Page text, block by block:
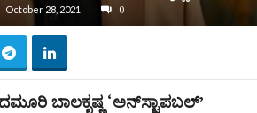
October 28, 2021 0
ಬಾಲಕೃಷ್ಣ ‘ಅನ್‌ಸ್ಟಾಪಬಲ್‌’